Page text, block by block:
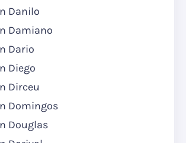
Danilo
Damiano
Dario
Diego
Dirceu
Domingos
Douglas